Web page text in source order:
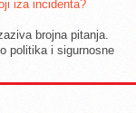
iza incidenta?
brojna pitanja.
politika i sigurnosne